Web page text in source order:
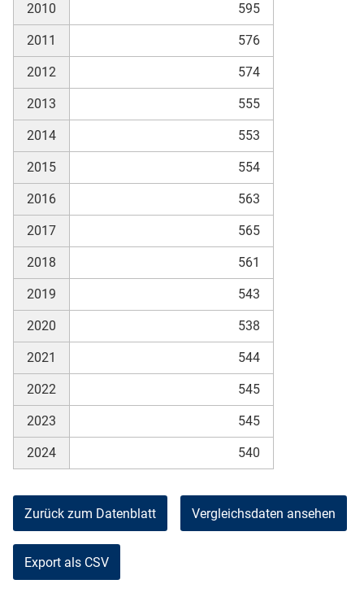
2010 595
2011 576
2012 574
2013 555
2014 553
2015 554
2016 563
2017 565
2018 561
2019 543
2020 538
2021 544
2022 545
2023 545
2024 540
Zurück zum Datenblatt Vergleichsdaten ansehen
Export als CSV